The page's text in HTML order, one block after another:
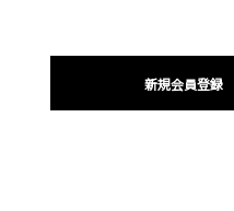
新規会員登録